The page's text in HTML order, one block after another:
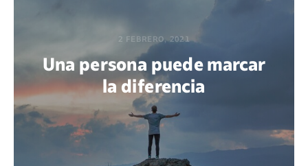
2 FEBRERO, 2021
Una persona puede marcar
la diferencia
POR GABRIEL M. ACUÑA